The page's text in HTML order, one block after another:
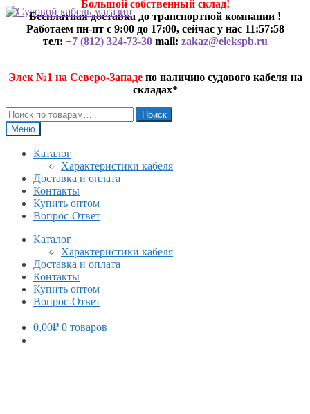
Перейти
навигации
Перейти
содержимому
Большой собственный склад!
Бесплатная доставка до транспортной компании !
Работаем пн-пт с 9:00 до 17:00, сейчас у нас 11:57:59
тел: +7 (812) 324-73-30mail: zakaz@elekspb.ru
Элек №1 на Северо-Западепо наличию судового кабеля на
складах*
Искать:
Поиск
Меню
Каталог
Характеристики кабеля
Доставка и оплата
Контакты
Купить оптом
Вопрос-Ответ
Каталог
Характеристики кабеля
Доставка и оплата
Контакты
Купить оптом
Вопрос-Ответ
0,00₽ 0 товаров